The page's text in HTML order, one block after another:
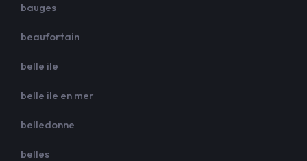
bauges
beaufortain
belle ile
belle ile en mer
belledonne
belles